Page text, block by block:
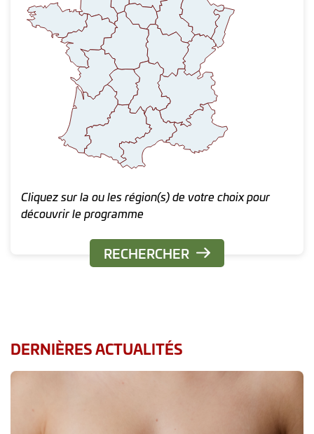
Cliquez sur la ou les région(s) de votre choix pour
découvrir le programme
DERNIÈRES ACTUALITÉS